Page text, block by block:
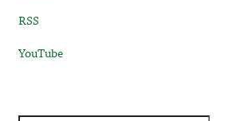
RSS
YouTube